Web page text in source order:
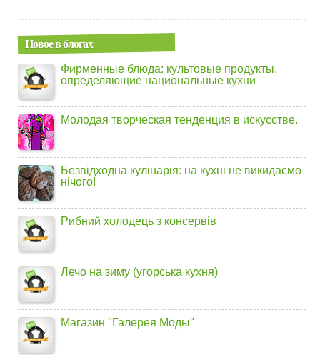
Новое в блогах
Фирменные блюда: культовые продукты,
определяющие национальные кухни
Молодая творческая тенденция в искусстве.
Безвідходна кулінарія: на кухні не викидаємо
нічого!
Рибний холодець з консервів
Лечо на зиму (угорська кухня)
Магазин "Галерея Моды"